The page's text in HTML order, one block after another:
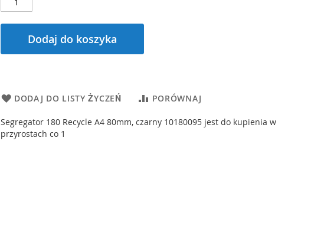
Dodaj do koszyka
DODAJ DO LISTY ŻYCZEŃ PORÓWNAJ
Segregator 180 Recycle A4 80mm, czarny 10180095 jest do kupienia w
przyrostach co 1